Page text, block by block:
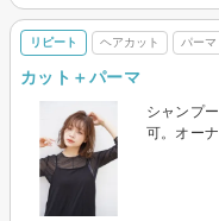
リピート ヘアカット パーマ
カット＋パーマ
シャンプ
可。オー